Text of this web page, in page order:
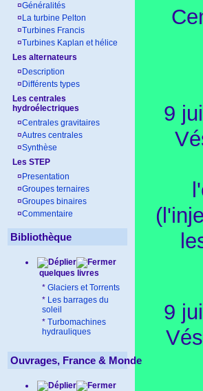
¤Généralités
¤ La turbine Pelton
¤Turbines Francis
¤Turbines Kaplan et hélice
Les alternateurs
¤ Description
¤ Différents types
Les centrales
hydroélectriques
¤Centrales gravitaires
¤Autres centrales
¤Synthèse
Les STEP
¤ Presentation
¤Groupes ternaires
¤Groupes binaires
¤Commentaire
Bibliothèque
quelques livres
* Glaciers et Torrents
* Les barrages du
soleil
* Turbomachines
hydrauliques
Ouvrages, France & Monde
9
9